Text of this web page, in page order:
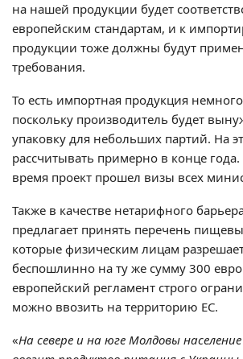
на нашей продукции будет
европейским стандартам, и к
продукции тоже должны будут
требования.
То есть импортная продукция
поскольку производитель будет
упаковку для небольших партий. На
рассчитывать примерно в конце
время проект прошел визы всех
Также в качестве нетарифного
предлагает принять перечень
которые физическим лицам
беспошлинно на ту же сумму 300
европейский регламент строго
можно ввозить на территорию ЕС.
«На севере и на юге Молдовы